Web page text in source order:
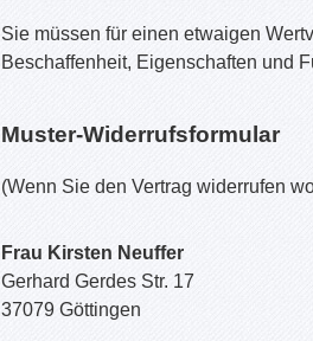
Sie müssen für einen etwaigen
Beschaffenheit, Eigenschaften und
Muster-Widerrufsformular
(Wenn Sie den Vertrag widerrufen
Frau Kirsten Neuffer
Gerhard Gerdes Str. 17
37079 Göttingen